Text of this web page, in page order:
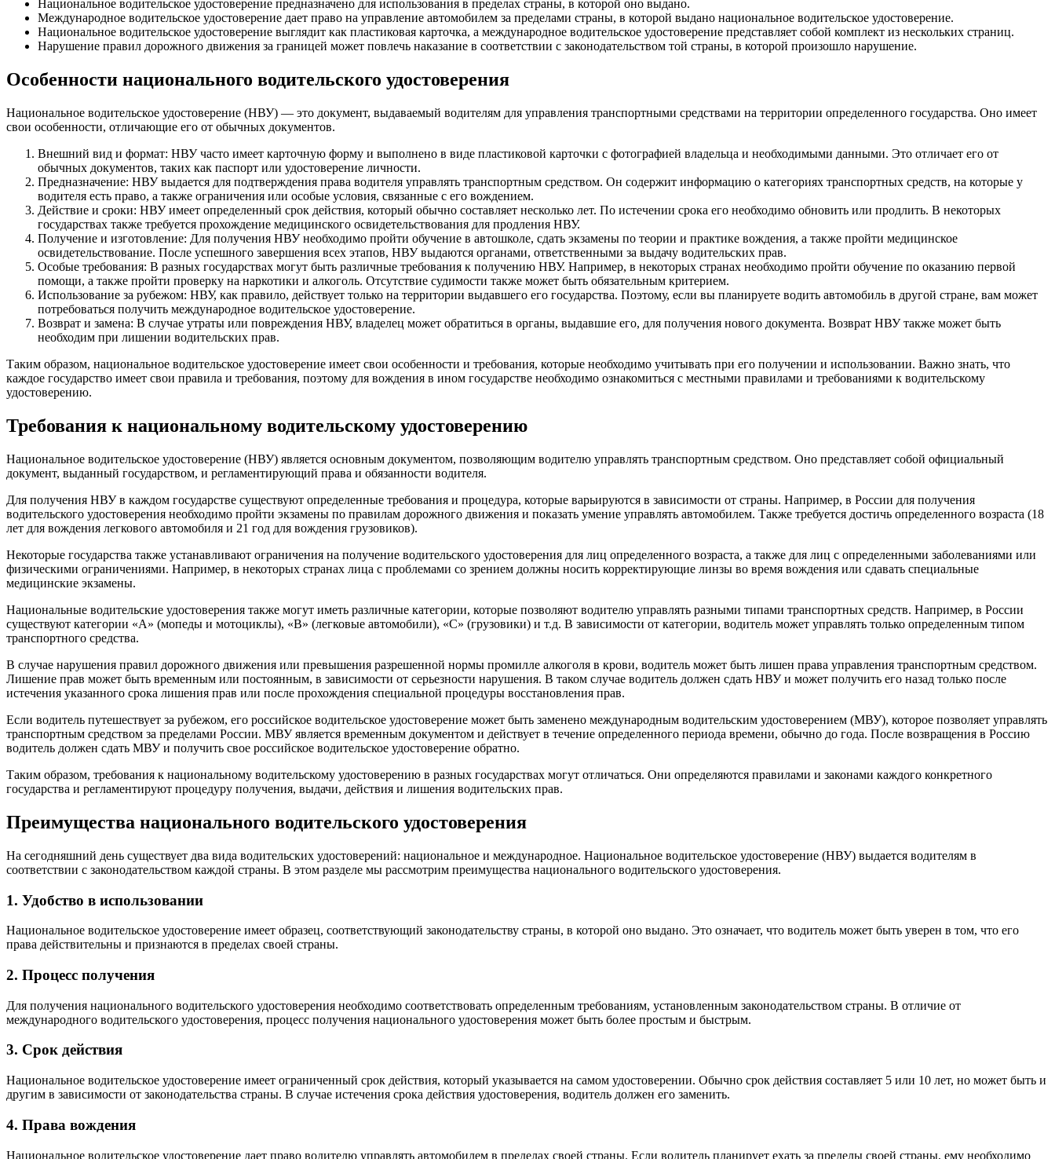
Национальное водительское удостоверение предназначено для использования в пределах страны, в которой оно выдано.
Международное водительское удостоверение дает право на управление автомобилем за пределами страны, в которой выдано национальное водительское удостоверение.
Национальное водительское удостоверение выглядит как пластиковая карточка, а международное водительское удостоверение представляет собой комплект из нескольких страниц.
Нарушение правил дорожного движения за границей может повлечь наказание в соответствии с законодательством той страны, в которой произошло нарушение.
Особенности национального водительского удостоверения
Национальное водительское удостоверение (НВУ) — это документ, выдаваемый водителям для управления транспортными средствами на территории определенного государства. Оно имеет
свои особенности, отличающие его от обычных документов.
Внешний вид и формат: НВУ часто имеет карточную форму и выполнено в виде пластиковой карточки с фотографией владельца и необходимыми данными. Это отличает его от
обычных документов, таких как паспорт или удостоверение личности.
Предназначение: НВУ выдается для подтверждения права водителя управлять транспортным средством. Он содержит информацию о категориях транспортных средств, на которые у
водителя есть право, а также ограничения или особые условия, связанные с его вождением.
Действие и сроки: НВУ имеет определенный срок действия, который обычно составляет несколько лет. По истечении срока его необходимо обновить или продлить. В некоторых
государствах также требуется прохождение медицинского освидетельствования для продления НВУ.
Получение и изготовление: Для получения НВУ необходимо пройти обучение в автошколе, сдать экзамены по теории и практике вождения, а также пройти медицинское
освидетельствование. После успешного завершения всех этапов, НВУ выдаются органами, ответственными за выдачу водительских прав.
Особые требования: В разных государствах могут быть различные требования к получению НВУ. Например, в некоторых странах необходимо пройти обучение по оказанию первой
помощи, а также пройти проверку на наркотики и алкоголь. Отсутствие судимости также может быть обязательным критерием.
Использование за рубежом: НВУ, как правило, действует только на территории выдавшего его государства. Поэтому, если вы планируете водить автомобиль в другой стране, вам может
потребоваться получить международное водительское удостоверение.
Возврат и замена: В случае утраты или повреждения НВУ, владелец может обратиться в органы, выдавшие его, для получения нового документа. Возврат НВУ также может быть
необходим при лишении водительских прав.
Таким образом, национальное водительское удостоверение имеет свои особенности и требования, которые необходимо учитывать при его получении и использовании. Важно знать, что
каждое государство имеет свои правила и требования, поэтому для вождения в ином государстве необходимо ознакомиться с местными правилами и требованиями к водительскому
удостоверению.
Требования к национальному водительскому удостоверению
Национальное водительское удостоверение (НВУ) является основным документом, позволяющим водителю управлять транспортным средством. Оно представляет собой официальный
документ, выданный государством, и регламентирующий права и обязанности водителя.
Для получения НВУ в каждом государстве существуют определенные требования и процедура, которые варьируются в зависимости от страны. Например, в России для получения
водительского удостоверения необходимо пройти экзамены по правилам дорожного движения и показать умение управлять автомобилем. Также требуется достичь определенного возраста (18
лет для вождения легкового автомобиля и 21 год для вождения грузовиков).
Некоторые государства также устанавливают ограничения на получение водительского удостоверения для лиц определенного возраста, а также для лиц с определенными заболеваниями или
физическими ограничениями. Например, в некоторых странах лица с проблемами со зрением должны носить корректирующие линзы во время вождения или сдавать специальные
медицинские экзамены.
Национальные водительские удостоверения также могут иметь различные категории, которые позволяют водителю управлять разными типами транспортных средств. Например, в России
существуют категории «А» (мопеды и мотоциклы), «В» (легковые автомобили), «С» (грузовики) и т.д. В зависимости от категории, водитель может управлять только определенным типом
транспортного средства.
В случае нарушения правил дорожного движения или превышения разрешенной нормы промилле алкоголя в крови, водитель может быть лишен права управления транспортным средством.
Лишение прав может быть временным или постоянным, в зависимости от серьезности нарушения. В таком случае водитель должен сдать НВУ и может получить его назад только после
истечения указанного срока лишения прав или после прохождения специальной процедуры восстановления прав.
Если водитель путешествует за рубежом, его российское водительское удостоверение может быть заменено международным водительским удостоверением (МВУ), которое позволяет управлять
транспортным средством за пределами России. МВУ является временным документом и действует в течение определенного периода времени, обычно до года. После возвращения в Россию
водитель должен сдать МВУ и получить свое российское водительское удостоверение обратно.
Таким образом, требования к национальному водительскому удостоверению в разных государствах могут отличаться. Они определяются правилами и законами каждого конкретного
государства и регламентируют процедуру получения, выдачи, действия и лишения водительских прав.
Преимущества национального водительского удостоверения
На сегодняшний день существует два вида водительских удостоверений: национальное и международное. Национальное водительское удостоверение (НВУ) выдается водителям в
соответствии с законодательством каждой страны. В этом разделе мы рассмотрим преимущества национального водительского удостоверения.
1. Удобство в использовании
Национальное водительское удостоверение имеет образец, соответствующий законодательству страны, в которой оно выдано. Это означает, что водитель может быть уверен в том, что его
права действительны и признаются в пределах своей страны.
2. Процесс получения
Для получения национального водительского удостоверения необходимо соответствовать определенным требованиям, установленным законодательством страны. В отличие от
международного водительского удостоверения, процесс получения национального удостоверения может быть более простым и быстрым.
3. Срок действия
Национальное водительское удостоверение имеет ограниченный срок действия, который указывается на самом удостоверении. Обычно срок действия составляет 5 или 10 лет, но может быть и
другим в зависимости от законодательства страны. В случае истечения срока действия удостоверения, водитель должен его заменить.
4. Права вождения
Национальное водительское удостоверение дает право водителю управлять автомобилем в пределах своей страны. Если водитель планирует ехать за пределы своей страны, ему необходимо